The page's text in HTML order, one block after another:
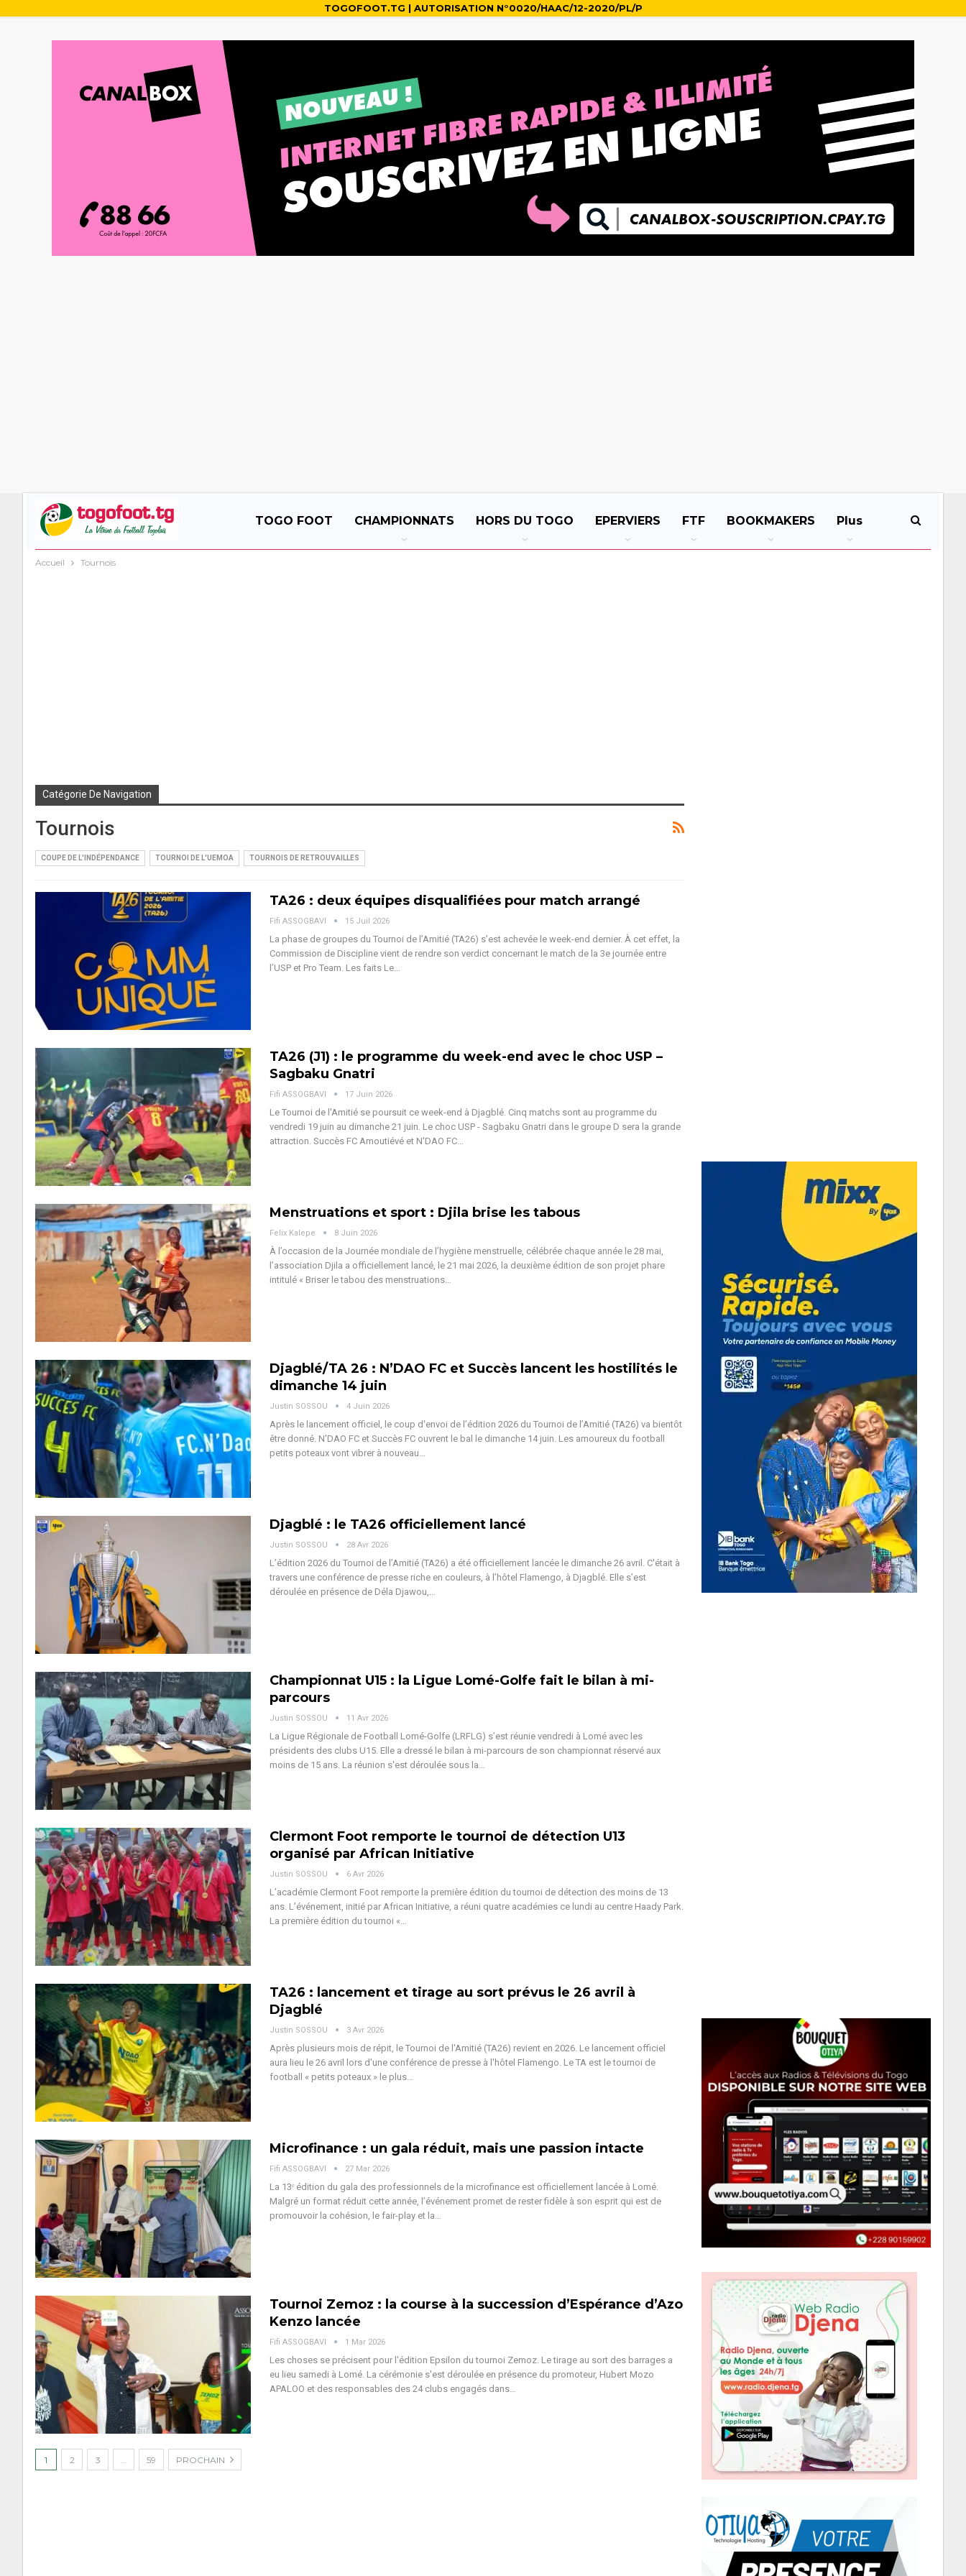
TOGOFOOT.TG | AUTORISATION N°0020/HAAC/12-2020/PL/P
TOGO FOOT CHAMPIONNATS HORS DU TOGO EPERVIERS FTF BOOKMAKERS Plus
Accueil Tournois
Catégorie De Navigation
Tournois
COUPE DE L'INDÉPENDANCE TOURNOI DE L'UEMOA TOURNOIS DE RETROUVAILLES
TA26 : deux équipes disqualifiées pour match arrangé
Fifi ASSOGBAVI 15 Juil 2026
La phase de groupes du Tournoi de l’Amitié (TA26) s’est achevée le week-end dernier. À cet effet, la
Commission de Discipline vient de rendre son verdict concernant le match de la 3e journée entre
l’USP et Pro Team. Les faits Le
TA26 (J1) : le programme du week-end avec le choc USP –
Sagbaku Gnatri
Fifi ASSOGBAVI 17 Juin 2026
Le Tournoi de l'Amitié se poursuit ce week-end à Djagblé. Cinq matchs sont au programme du
vendredi 19 juin au dimanche 21 juin. Le choc USP - Sagbaku Gnatri dans le groupe D sera la grande
attraction. Succès FC Amoutiévé et N'DAO FC
Menstruations et sport : Djila brise les tabous
Felix Kalepe 8 Juin 2026
À l’occasion de la Journée mondiale de l’hygiène menstruelle, célébrée chaque année le 28 mai,
l’association Djila a officiellement lancé, le 21 mai 2026, la deuxième édition de son projet phare
intitulé « Briser le tabou des menstruations
Djagblé/TA 26 : N’DAO FC et Succès lancent les hostilités le
dimanche 14 juin
Justin SOSSOU 4 Juin 2026
Après le lancement officiel, le coup d'envoi de l’édition 2026 du Tournoi de l’Amitié (TA26) va bientôt
être donné. N'DAO FC et Succès FC ouvrent le bal le dimanche 14 juin. Les amoureux du football
petits poteaux vont vibrer à nouveau
Djagblé : le TA26 officiellement lancé
Justin SOSSOU 28 Avr 2026
L’édition 2026 du Tournoi de l’Amitié (TA26) a été officiellement lancée le dimanche 26 avril. C'était à
travers une conférence de presse riche en couleurs, à l’hôtel Flamengo, à Djagblé. Elle s’est
déroulée en présence de Déla Djawou,
Championnat U15 : la Ligue Lomé-Golfe fait le bilan à mi-
parcours
Justin SOSSOU 11 Avr 2026
La Ligue Régionale de Football Lomé-Golfe (LRFLG) s’est réunie vendredi à Lomé avec les
présidents des clubs U15. Elle a dressé le bilan à mi-parcours de son championnat réservé aux
moins de 15 ans. La réunion s'est déroulée sous la
Clermont Foot remporte le tournoi de détection U13
organisé par African Initiative
Justin SOSSOU 6 Avr 2026
L’académie Clermont Foot remporte la première édition du tournoi de détection des moins de 13
ans. L’événement, initié par African Initiative, a réuni quatre académies ce lundi au centre Haady Park.
La première édition du tournoi «
TA26 : lancement et tirage au sort prévus le 26 avril à
Djagblé
Justin SOSSOU 3 Avr 2026
Après plusieurs mois de répit, le Tournoi de l'Amitié (TA26) revient en 2026. Le lancement officiel
aura lieu le 26 avril lors d'une conférence de presse à l'hôtel Flamengo. Le TA est le tournoi de
football « petits poteaux » le plus
Microfinance : un gala réduit, mais une passion intacte
Fifi ASSOGBAVI 27 Mar 2026
La 13ᵉ édition du gala des professionnels de la microfinance est officiellement lancée à Lomé.
Malgré un format réduit cette année, l’événement promet de rester fidèle à son esprit qui est de
promouvoir la cohésion, le fair-play et la
Tournoi Zemoz : la course à la succession d’Espérance d’Azo
Kenzo lancée
Fifi ASSOGBAVI 1 Mar 2026
Les choses se précisent pour l'édition Epsilon du tournoi Zemoz. Le tirage au sort des barrages a
eu lieu samedi à Lomé. La cérémonie s'est déroulée en présence du promoteur, Hubert Mozo
APALOO et des responsables des 24 clubs engagés dans
1 2 3 59 PROCHAIN